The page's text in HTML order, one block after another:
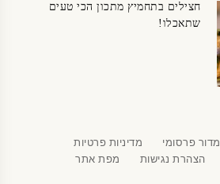
חצילים בתחמיץ מתכון הכי טעים
שתאכלו!
מדור פרסומי
מדיניות פרטיות
הצהרת נגישות מפת אתר